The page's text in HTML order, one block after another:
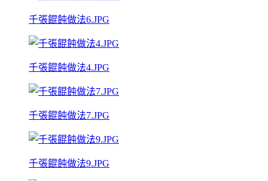
千張餛飩做法6.JPG
千張餛飩做法4.JPG
千張餛飩做法7.JPG
千張餛飩做法9.JPG